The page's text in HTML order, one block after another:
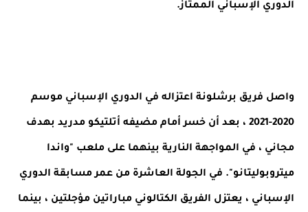
الدوري الإسباني الممتاز.
واصل فريق برشلونة اعتزاله في الدوري الإسباني موسم
2020-2021 ، بعد أن خسر أمام مضيفه أتلتيكو مدريد بهدف
مجاني ، في المواجهة النارية بينهما على ملعب "واندا
ميتروبوليتانو". في الجولة العاشرة من عمر مسابقة الدوري
الإسباني ، يعتزل الفريق الكتالوني مباراتين مؤجلتين ، بينما